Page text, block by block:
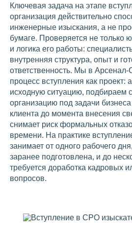
Ключевая задача на этапе
организация действительно
инженерные изыскания, а не
бумаге. Проверяется не только
и логика его работы:
внутренняя структура, опыт и
ответственность. Мы в
процесс вступления как проект:
исходную ситуацию, подбираем
организацию под задачи
клиента до момента внесения
снимает риск формальных
времени. На практике
занимает от одного рабочего
заранее подготовлена, и до
требуется доработка кадровых
вопросов.